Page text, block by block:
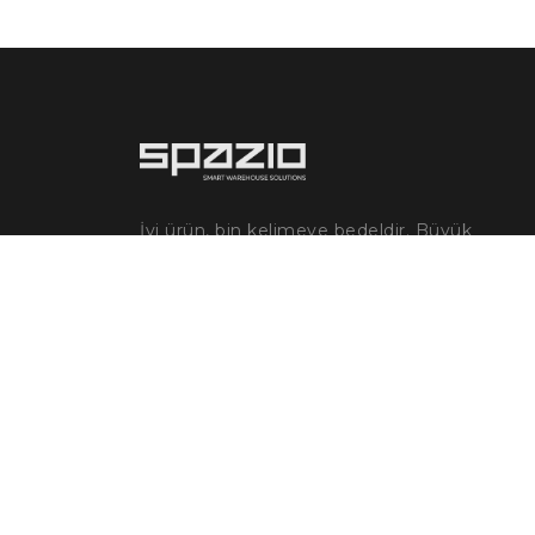
İyi ürün, bin kelimeye bedeldir. Büyük